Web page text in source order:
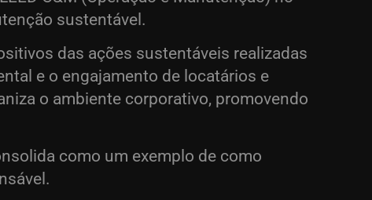
sustentável.
das ações sustentáveis realizadas
e o engajamento de locatários e
o ambiente corporativo, promovendo
como um exemplo de como